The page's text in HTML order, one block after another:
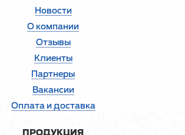
Новости
О компании
Отзывы
Клиенты
Партнеры
Вакансии
Оплата и доставка
ПРОДУКЦИЯ